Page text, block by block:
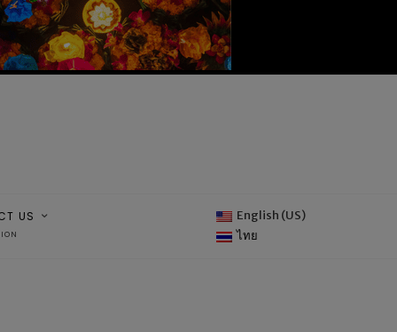
US
English (US)
ไทย